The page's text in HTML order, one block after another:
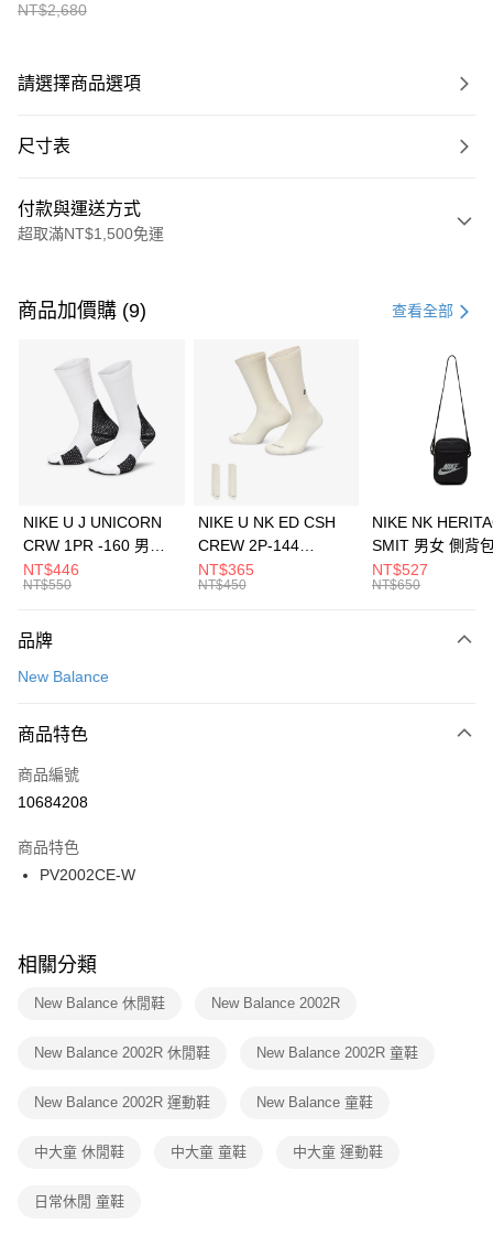
NT$2,680
請選擇商品選項
尺寸表
付款與運送方式
超取滿NT$1,500免運
信用卡一次付款
3 期 0 利率 每期 21家銀行
合作金庫商業銀行
第一商業銀行
華南商業銀行
彰化商業銀行
上海商業儲蓄銀行
元大商業銀行
台灣樂天信用卡公司
Apple Pay
全盈+PAY
AFTEE先享後付
【關於「AFTEE先享後付」】
便利好安心！
３．安心：先確認商品／服務後，再付款。
【「AFTEE先享後付」結帳流程】
１．於結帳方式選擇「AFTEE先享後付」後，將跳轉至「AFTEE先享後付」
２．訂單成立數日內，您將收到繳費通知簡訊。
３．收到繳費通知簡訊後14天內，點擊此簡訊中的連結，可透過四大超商／
ATM／網路銀行／等多元方式進行付款，方視為交易完成。
※ 交易是否成功請以「AFTEE先享後付 」之結帳頁面顯示為準，若有關於
是否繳費成功／繳費後需取消欲退款等相關疑問，請聯繫「AFTEE先享後付
客戶支援中心」 https://netprotections.freshdesk.com/support/home
１．透過由恩沛科技股份有限公司提供之「AFTEE先享後付」服務完成之交
權轉讓予恩沛科技股份有限公司。
３．未成年的使用者請事先徵得法定代理人或監護人之同意方可使用
任。
運送方式
每筆NT$100，滿NT$1,500(含以上)免運費
宅配
每筆NT$100，滿NT$1,500(含以上)免運費
付款後門市自取
每筆NT$100，滿NT$1,500(含以上)免運費
商品加價購 (9) 查看全部
NIKE U J UNICORN
CRW 1PR -160 男女
中統襪 FZ3393100
NT$446
NT$550
NIKE U NK ED CSH
CREW 2P-144
EMBRDY 男女 短統襪
FZ3073133
NT$365
NT$450
NIKE NK
SMIT 男女 側背
BA5871010
NT$527
NT$650
品牌
New Balance
商品特色
商品編號
10684208
商品特色
PV2002CE-W
相關分類
New Balance 休閒鞋 New Balance 2002R
New Balance 2002R 休閒鞋 New Balance 2002R 童鞋
New Balance 2002R 運動鞋 New Balance 童鞋
中大童 休閒鞋 中大童 童鞋 中大童 運動鞋
日常休閒 童鞋